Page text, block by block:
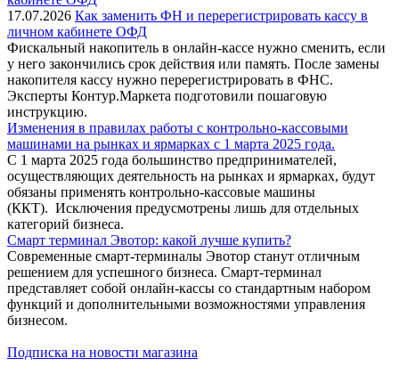
17.07.2026 Как заменить ФН и перерегистрировать кассу в
личном кабинете ОФД
Фискальный накопитель в онлайн-кассе нужно сменить, если
у него закончились срок действия или память. После замены
накопителя кассу нужно перерегистрировать в ФНС.
Эксперты Контур.Маркета подготовили пошаговую
инструкцию.
Изменения в правилах работы с контрольно-кассовыми
машинами на рынках и ярмарках с 1 марта 2025 года.
С 1 марта 2025 года большинство предпринимателей,
осуществляющих деятельность на рынках и ярмарках, будут
обязаны применять контрольно-кассовые машины
(ККТ). Исключения предусмотрены лишь для отдельных
категорий бизнеса.
Смарт терминал Эвотор: какой лучше купить?
Современные смарт-терминалы Эвотор станут отличным
решением для успешного бизнеса. Смарт-терминал
представляет собой онлайн-кассы со стандартным набором
функций и дополнительными возможностями управления
бизнесом.
Подписка на новости магазина